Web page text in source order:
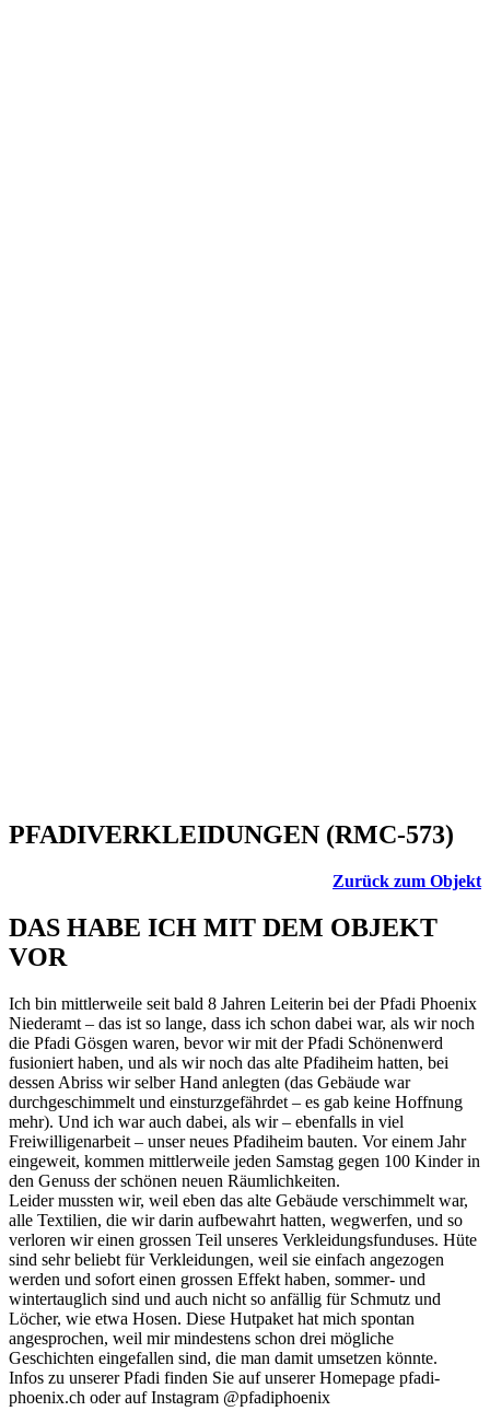
PFADIVERKLEIDUNGEN (RMC-573)
Zurück zum Objekt
DAS HABE ICH MIT DEM OBJEKT
VOR
Ich bin mittlerweile seit bald 8 Jahren Leiterin bei der Pfadi Phoenix
Niederamt – das ist so lange, dass ich schon dabei war, als wir noch
die Pfadi Gösgen waren, bevor wir mit der Pfadi Schönenwerd
fusioniert haben, und als wir noch das alte Pfadiheim hatten, bei
dessen Abriss wir selber Hand anlegten (das Gebäude war
durchgeschimmelt und einsturzgefährdet – es gab keine Hoffnung
mehr). Und ich war auch dabei, als wir – ebenfalls in viel
Freiwilligenarbeit – unser neues Pfadiheim bauten. Vor einem Jahr
eingeweit, kommen mittlerweile jeden Samstag gegen 100 Kinder in
den Genuss der schönen neuen Räumlichkeiten.
Leider mussten wir, weil eben das alte Gebäude verschimmelt war,
alle Textilien, die wir darin aufbewahrt hatten, wegwerfen, und so
verloren wir einen grossen Teil unseres Verkleidungsfunduses. Hüte
sind sehr beliebt für Verkleidungen, weil sie einfach angezogen
werden und sofort einen grossen Effekt haben, sommer- und
wintertauglich sind und auch nicht so anfällig für Schmutz und
Löcher, wie etwa Hosen. Diese Hutpaket hat mich spontan
angesprochen, weil mir mindestens schon drei mögliche
Geschichten eingefallen sind, die man damit umsetzen könnte.
Infos zu unserer Pfadi finden Sie auf unserer Homepage pfadi-
phoenix.ch oder auf Instagram @pfadiphoenix